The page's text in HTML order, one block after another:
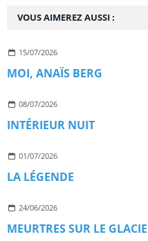
VOUS AIMEREZ AUSSI :
15/07/2026
MOI, ANAÏS BERG
08/07/2026
INTÉRIEUR NUIT
01/07/2026
LA LÉGENDE
24/06/2026
MEURTRES SUR LE